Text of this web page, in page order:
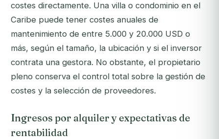
costes directamente. Una villa o condominio en el
Caribe puede tener costes anuales de
mantenimiento de entre 5.000 y 20.000 USD o
más, según el tamaño, la ubicación y si el inversor
contrata una gestora. No obstante, el propietario
pleno conserva el control total sobre la gestión de
costes y la selección de proveedores.
Ingresos por alquiler y expectativas de
rentabilidad